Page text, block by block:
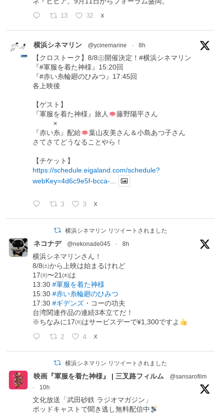
13 32 X
横浜シネマリン @ycinemarine · 8h
【クロストーク】8/8㊏開催決定！#横浜シネマリン
『#軍服を着た神様』15:20回
『#赤い糸輪廻のひみつ』17:45回
各上映後
【ゲスト】
『軍服を着た神様』旅人
藤野陽平さん
×
『赤い糸』配給
葉山友美さん＆小島あつ子さん
さてさてどうなることやら！
【チケット】
https://schedule.eigaland.com/schedule?
webKey=4d6c9e5f-bcca-...
3 3 X
横浜シネマリン リツイートされました
ネコナデ @nekonade045 · 8h
横浜シネマリンさん！
8/8㈯から上映は始まるけれど
17㈪〜21㈭は
13:30#軍服を着た神様
15:30#赤い糸輪廻のひみつ
17:30#ギデンズ ・コーの功夫
台湾関連作品の連続3本立てだ！
※ちなみに17㈪はサービスデーで¥1,300ですよ
2 4 X
横浜シネマリン リツイートされました
映画『軍服を着た神様』 | 三叉路フィルム
@sansarofilm
·
10h
文化放送「武田砂鉄 ラジオマガジン」
ポッドキャストで聞き逃し無料配信中